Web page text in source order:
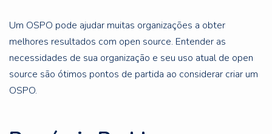
Um OSPO pode ajudar muitas organizações a obter
melhores resultados com open source. Entender as
necessidades de sua organização e seu uso atual de open
source são ótimos pontos de partida ao considerar criar um
OSPO.